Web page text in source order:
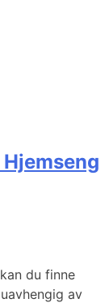
du finne
av